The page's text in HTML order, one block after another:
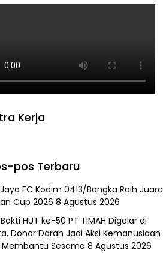
Kerja
pos Terbaru
FC Kodim 0413/Bangka Raih Juara
Cup 2026 8 Agustus 2026
HUT ke-50 PT TIMAH Digelar di
Donor Darah Jadi Aksi Kemanusiaan
Sesama 8 Agustus 2026